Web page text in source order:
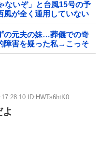
ないぞ」と台風15号の予
風が全く通用していない
の元夫の妹…葬儀での奇
障害を疑った私→こっそ
ID:HWTs6htK0